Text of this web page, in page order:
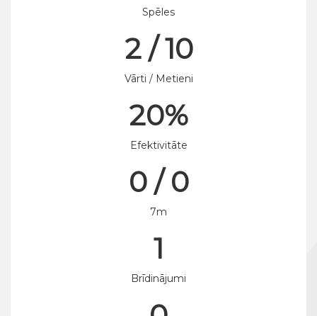
Spēles
2 / 10
Vārti / Metieni
20%
Efektivitāte
0 / 0
7m
1
Brīdinājumi